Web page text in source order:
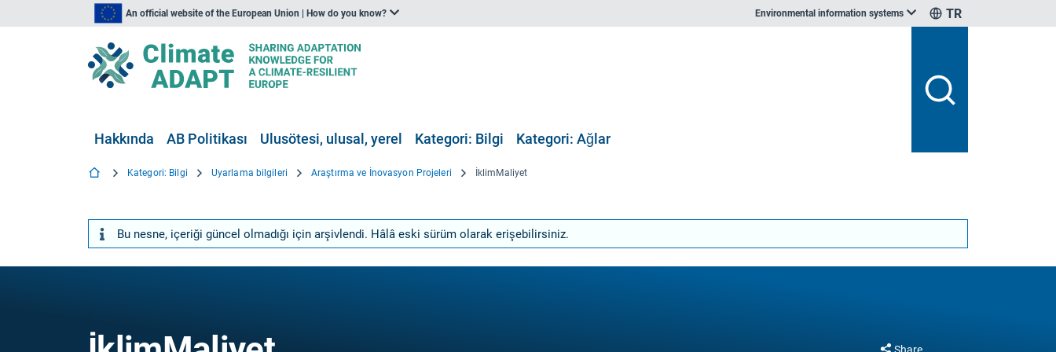
An official website of the European Union | How do you know? Environmental information systems TR
Hakkında AB Politikası Ulusötesi, ulusal, yerel Kategori: Bilgi Kategori: Ağlar
Kategori: Bilgi Uyarlama bilgileri Araştırma ve İnovasyon Projeleri İklimMaliyet
Bu nesne, içeriği güncel olmadığı için arşivlendi. Hâlâ eski sürüm olarak erişebilirsiniz.
Share